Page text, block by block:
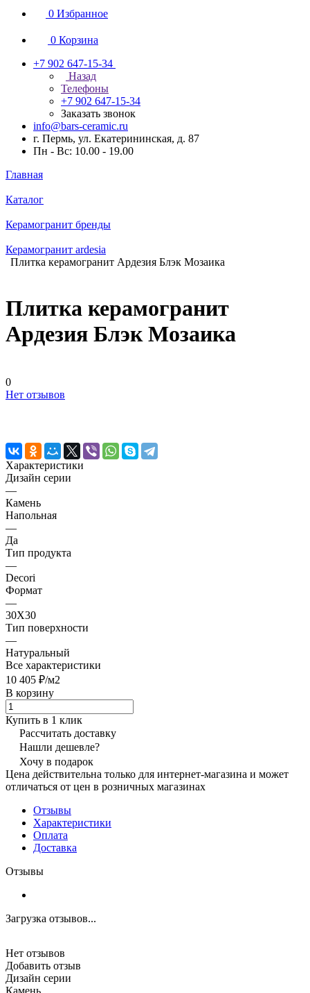
0 Избранное
0 Корзина
+7 902 647-15-34
Назад
Телефоны
+7 902 647-15-34
Заказать звонок
info@bars-ceramic.ru
г. Пермь, ул. Екатерининская, д. 87
Пн - Вс: 10.00 - 19.00
Главная
Каталог
Керамогранит бренды
Керамогранит ardesia
Плитка керамогранит Ардезия Блэк Мозаика
Плитка керамогранит
Ардезия Блэк Мозаика
0
Нет отзывов
Характеристики
Дизайн серии
—
Камень
Напольная
—
Да
Тип продукта
—
Decori
Формат
—
30X30
Тип поверхности
—
Натуральный
Все характеристики
10 405 ₽/м2
В корзину
Купить в 1 клик
Рассчитать доставку
Нашли дешевле?
Хочу в подарок
Цена действительна только для интернет-магазина и может
отличаться от цен в розничных магазинах
Отзывы
Характеристики
Оплата
Доставка
Отзывы
Загрузка отзывов...
Нет отзывов
Добавить отзыв
Дизайн серии
Камень